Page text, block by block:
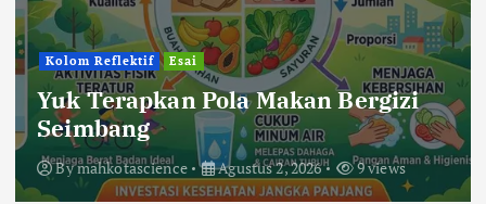
Kolom Reflektif Esai
Yuk Terapkan Pola Makan Bergizi
Seimbang
Bymahkotascience Agustus 2, 2026 9 views